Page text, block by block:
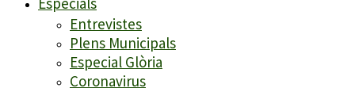
Entrevistes
Plens Municipals
Especial Glòria
Coronavirus